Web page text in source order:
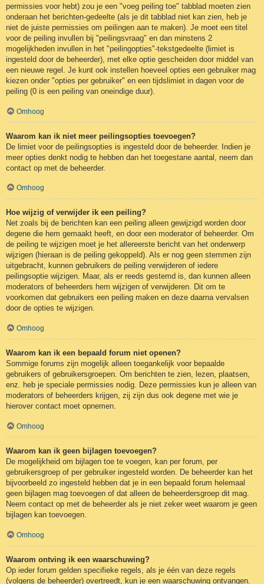
permissies voor hebt) zou je een "voeg peiling toe" tabblad moeten zien
onderaan het berichten-gedeelte (als je dit tabblad niet kan zien, heb je
niet de juiste permissies om peilingen aan te maken). Je moet een titel
voor de peiling invullen bij "peilingsvraag" en dan minstens 2
mogelijkheden invullen in het "peilingopties"-tekstgedeelte (limiet is
ingesteld door de beheerder), met elke optie gescheiden door middel van
een nieuwe regel. Je kunt ook instellen hoeveel opties een gebruiker mag
kiezen onder "opties per gebruiker" en een tijdslimiet in dagen voor de
peiling (0 is een peiling van oneindige duur).
Omhoog
Waarom kan ik niet meer peilingsopties toevoegen?
De limiet voor de peilingsopties is ingesteld door de beheerder. Indien je
meer opties denkt nodig te hebben dan het toegestane aantal, neem dan
contact op met de beheerder.
Omhoog
Hoe wijzig of verwijder ik een peiling?
Net zoals bij de berichten kan een peiling alleen gewijzigd worden door
degene die hem gemaakt heeft, en door een moderator of beheerder. Om
de peiling te wijzigen moet je het allereerste bericht van het onderwerp
wijzigen (hieraan is de peiling gekoppeld). Als er nog geen stemmen zijn
uitgebracht, kunnen gebruikers de peiling verwijderen of iedere
peilingsoptie wijzigen. Maar, als er reeds gestemd is, dan kunnen alleen
moderators of beheerders hem wijzigen of verwijderen. Dit om te
voorkomen dat gebruikers een peiling maken en deze daarna vervalsen
door de opties te wijzigen.
Omhoog
Waarom kan ik een bepaald forum niet openen?
Sommige forums zijn mogelijk alleen toegankelijk voor bepaalde
gebruikers of gebruikersgroepen. Om berichten te zien, lezen, plaatsen,
enz. heb je speciale permissies nodig. Deze permissies kun je alleen van
moderators of beheerders krijgen, zij zijn dus ook degene met wie je
hierover contact moet opnemen.
Omhoog
Waarom kan ik geen bijlagen toevoegen?
De mogelijkheid om bijlagen toe te voegen, kan per forum, per
gebruikersgroep of per gebruiker ingesteld worden. De beheerder kan het
bijvoorbeeld zo ingesteld hebben dat je in een bepaald forum helemaal
geen bijlagen mag toevoegen of dat alleen de beheerdersgroep dit mag.
Neem contact op met de beheerder als je niet zeker weet waarom je geen
bijlagen kan toevoegen.
Omhoog
Waarom ontving ik een waarschuwing?
Op ieder forum gelden specifieke regels, als je één van deze regels
(volgens de beheerder) overtreedt, kun je een waarschuwing ontvangen.